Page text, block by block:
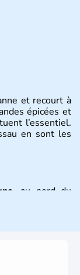
et recourt à
épicées et
l’essentiel.
en sont les
, au nord du